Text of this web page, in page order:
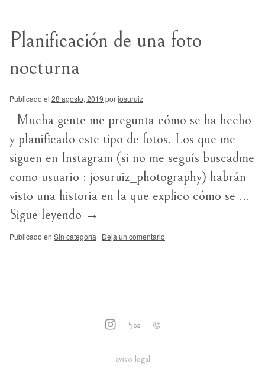
Planificación de una foto
nocturna
Publicado el 28 agosto, 2019 porjosuruiz
Mucha gente me pregunta cómo se ha hecho
y planificado este tipo de fotos. Los que me
siguen en Instagram (si no me seguís buscadme
como usuario : josuruiz_photography) habrán
visto una historia en la que explico cómo se …
Sigue leyendo →
Publicado en Sin categoría | Deja un comentario
5∞
aviso legal